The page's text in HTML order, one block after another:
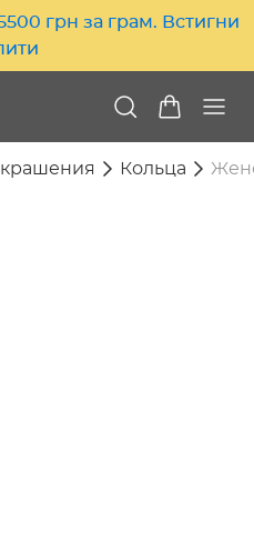
грн за грам. Встигни
Кольца